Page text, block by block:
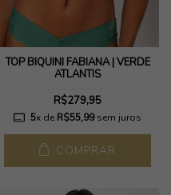
TOP BIQUÍNI FABIANA | VERDE
ATLANTIS
R$279,95
5x de R$55,99sem juros
COMPRAR